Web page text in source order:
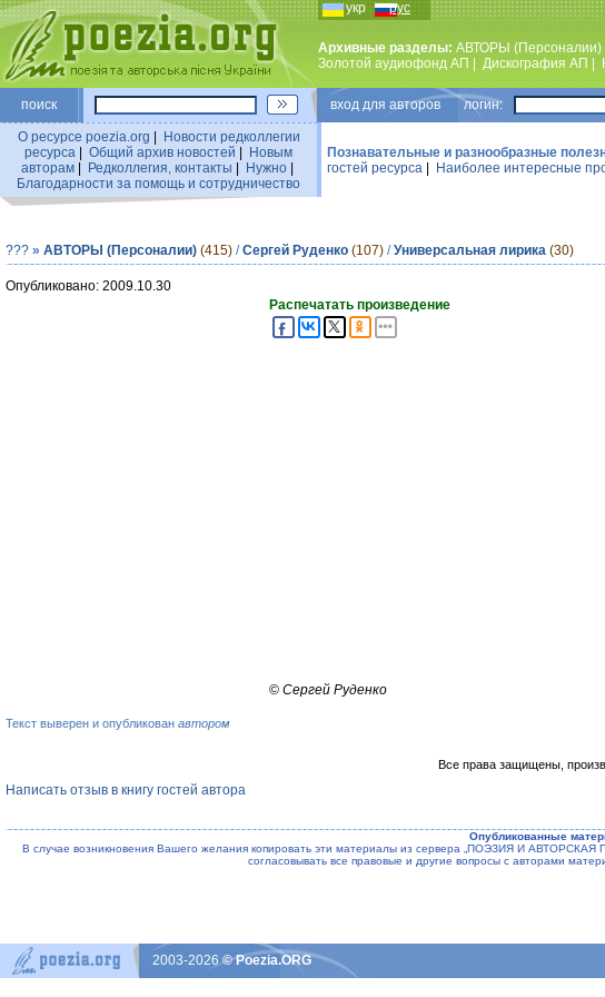
укр рус
Архивные разделы: АВТОРЫ (Персоналии)
Золотой аудиофонд АП
Дискография АП
поиск вход для авторов логин:
О ресурсе poezia.org
Новости редколлегии
ресурса
Общий архив новостей
Новым
авторам| Редколлегия, контакты Нужно|
Благодарности за помощь и сотрудничество
Познавательные и разнообразные
гостей ресурса
Наиболее интересные
??? » АВТОРЫ (Персоналии) (415) /Сергей Руденко (107) /Универсальная лирика (30)
Опубликовано: 2009.10.30
Распечатать произведение
© Сергей Руденко
Текст выверен и опубликован автором
Все права защищены,
Написать отзыв в книгу гостей автора
Опубликованные
В случае возникновения Вашего желания копировать эти материалы из сервера „ПОЭЗИЯ И
согласовывать все правовые и другие вопросы с авторами
2003-2026© Poezia.ORG